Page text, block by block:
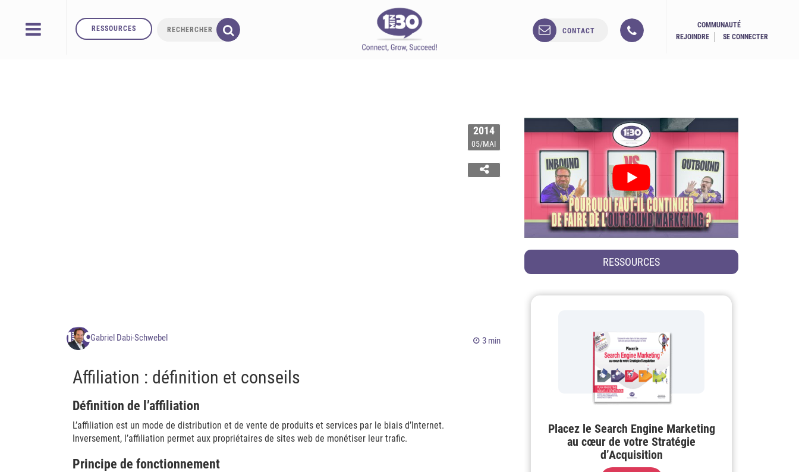
RESSOURCES CONTACT
COMMUNAUTÉ
REJOINDRE
SE CONNECTER
2014
05/MAI
Gabriel Dabi-Schwebel 3 min
Affiliation : définition et conseils
Définition de l’affiliation
L’affiliation est un mode de distribution et de vente de produits et services par le biais d’Internet.
Inversement, l’affiliation permet aux propriétaires de sites web de monétiser leur trafic.
Principe de fonctionnement
RESSOURCES
Placez le Search Engine Marketing
au cœur de votre Stratégie
d’Acquisition